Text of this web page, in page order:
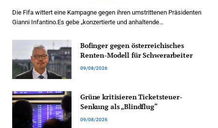
Die Fifa wittert eine Kampagne gegen ihren umstrittenen Präsidenten
Gianni Infantino.Es gebe „konzertierte und anhaltende…
Bofinger gegen österreichisches
Renten-Modell für Schwerarbeiter
09/08/2026
Grüne kritisieren Ticketsteuer-
Senkung als „Blindflug“
09/08/2026